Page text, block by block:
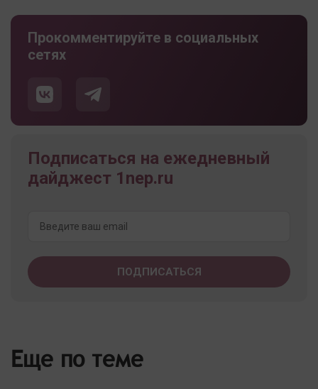
Прокомментируйте в социальных
сетях
Подписаться на ежедневный
дайджест 1nep.ru
Еще по теме